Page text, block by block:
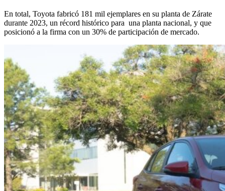
En total, Toyota fabricó 181 mil ejemplares en su planta de Zárate
durante 2023, un récord histórico para una planta nacional, y que
posicionó a la firma con un 30% de participación de mercado.